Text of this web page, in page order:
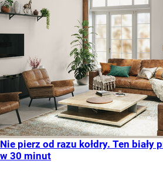
Nie pierz od razu kołdry. Ten biały
w 30 minut